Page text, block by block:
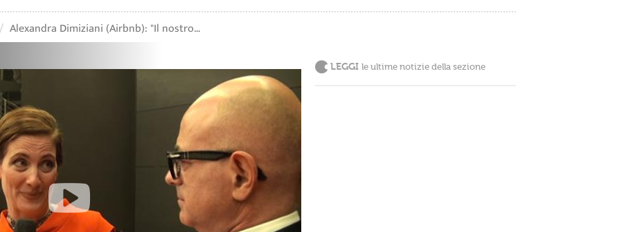
Alexandra Dimiziani (Airbnb): "Il nostro…
LEGGI le ultime notizie della sezione